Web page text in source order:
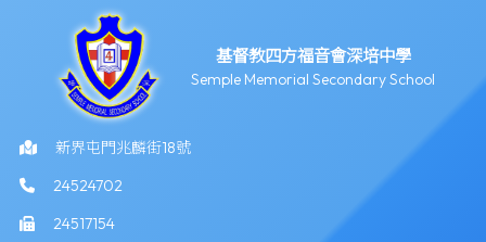
基督教四方福音會深培中學
Semple Memorial Secondary School
新界屯門兆麟街18號
24524702
24517154